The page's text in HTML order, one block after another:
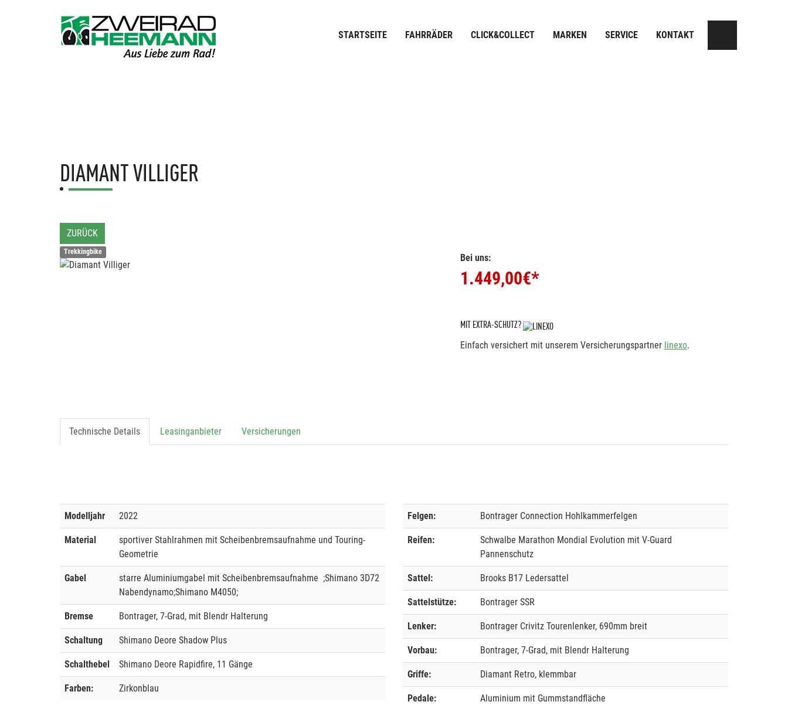
STARTSEITE FAHRRÄDER CLICK&COLLECT MARKEN SERVICE KONTAKT
DIAMANTVILLIGER
ZURÜCK
Trekkingbike
Bei uns:
1.449,00€*
MIT EXTRA-SCHUTZ?
Einfach versichert mit unserem Versicherungspartner linexo.
Technische Details Leasinganbieter Versicherungen
Modelljahr 2022
Material
sportiver Stahlrahmen mit Scheibenbremsaufnahme und Touring-
Geometrie
Gabel
starre Aluminiumgabel mit Scheibenbremsaufnahme ;Shimano 3D72
Nabendynamo;Shimano M4050;
Bremse Bontrager, 7-Grad, mit Blendr Halterung
Schaltung Shimano Deore Shadow Plus
Schalthebel Shimano Deore Rapidfire, 11 Gänge
Farben: Zirkonblau
Felgen: Bontrager Connection Hohlkammerfelgen
Reifen:
Schwalbe Marathon Mondial Evolution mit V-Guard
Pannenschutz
Sattel: Brooks B17 Ledersattel
Sattelstütze: Bontrager SSR
Lenker: Bontrager Crivitz Tourenlenker, 690mm breit
Vorbau: Bontrager, 7-Grad, mit Blendr Halterung
Griffe: Diamant Retro, klemmbar
Pedale: Aluminium mit Gummstandfläche